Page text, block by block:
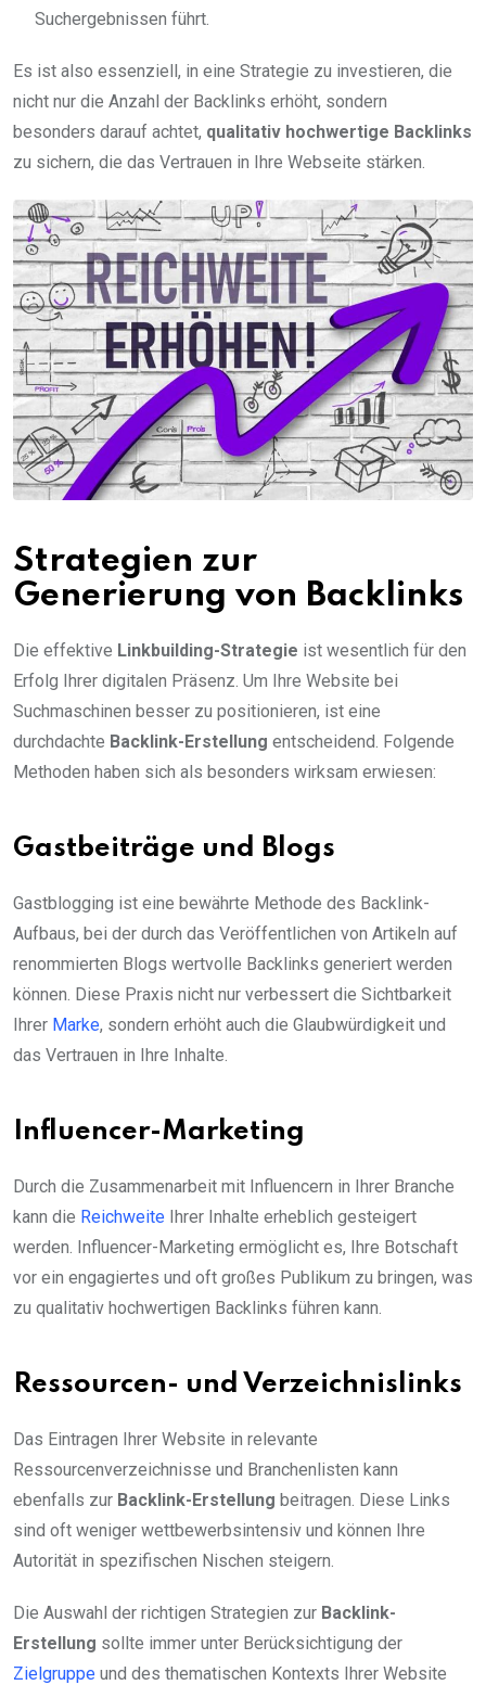
Suchergebnissen führt.
Es ist also essenziell, in eine Strategie zu investieren, die
nicht nur die Anzahl der Backlinks erhöht, sondern
besonders darauf achtet, qualitativ hochwertige Backlinks
zu sichern, die das Vertrauen in Ihre Webseite stärken.
Strategien zur
Generierung von Backlinks
Die effektive Linkbuilding-Strategie ist wesentlich für den
Erfolg Ihrer digitalen Präsenz. Um Ihre Website bei
Suchmaschinen besser zu positionieren, ist eine
durchdachte Backlink-Erstellung entscheidend. Folgende
Methoden haben sich als besonders wirksam erwiesen:
Gastbeiträge und Blogs
Gastblogging ist eine bewährte Methode des Backlink-
Aufbaus, bei der durch das Veröffentlichen von Artikeln auf
renommierten Blogs wertvolle Backlinks generiert werden
können. Diese Praxis nicht nur verbessert die Sichtbarkeit
Ihrer Marke, sondern erhöht auch die Glaubwürdigkeit und
das Vertrauen in Ihre Inhalte.
Influencer-Marketing
Durch die Zusammenarbeit mit Influencern in Ihrer Branche
kann die Reichweite Ihrer Inhalte erheblich gesteigert
werden. Influencer-Marketing ermöglicht es, Ihre Botschaft
vor ein engagiertes und oft großes Publikum zu bringen, was
zu qualitativ hochwertigen Backlinks führen kann.
Ressourcen- und Verzeichnislinks
Das Eintragen Ihrer Website in relevante
Ressourcenverzeichnisse und Branchenlisten kann
ebenfalls zur Backlink-Erstellung beitragen. Diese Links
sind oft weniger wettbewerbsintensiv und können Ihre
Autorität in spezifischen Nischen steigern.
Die Auswahl der richtigen Strategien zur Backlink-
Erstellung sollte immer unter Berücksichtigung der
Zielgruppe und des thematischen Kontexts Ihrer Website